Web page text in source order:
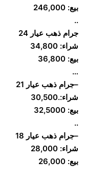
بيع: 246,000
..
جرام ذهب عيار 24
شراء: 34,800
بيع: 36,800
…
–جرام ذهب عيار 21
شراء:.30,500
بيع: 32,5000
..
–جرام ذهب عيار 18
شراء: 28,000
بيع: 26,000